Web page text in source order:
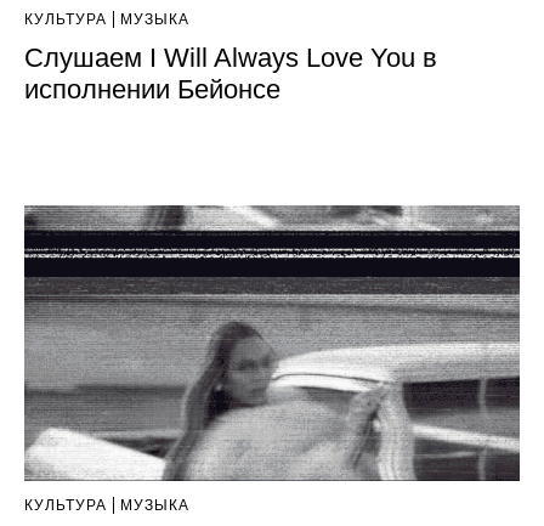
КУЛЬТУРА МУЗЫКА
Слушаем I Will Always Love You в
исполнении Бейонсе
КУЛЬТУРА МУЗЫКА